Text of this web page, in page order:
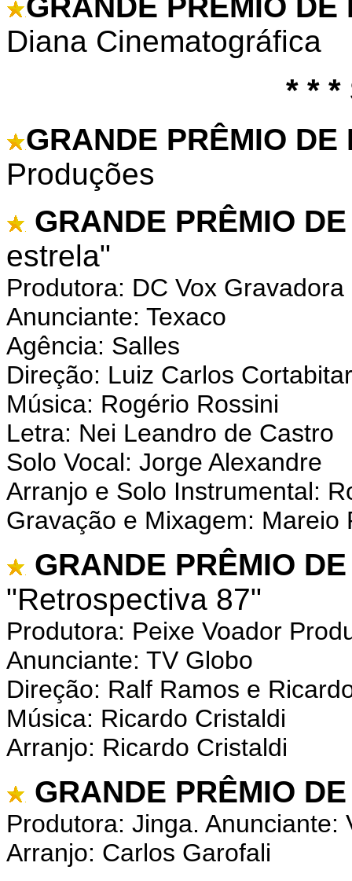
Diana Cinematográfica
* * *
GRANDE PRÊMIO
Produções
GRANDE PRÊMIO
estrela"
Produtora: DC Vox Gravadora
Anunciante: Texaco
Agência: Salles
Direção: Luiz Carlos
Música: Rogério Rossini
Letra: Nei Leandro de Castro
Solo Vocal: Jorge Alexandre
Arranjo e Solo Instrumental:
Gravação e Mixagem: Mareio
GRANDE PRÊMIO
"Retrospectiva 87"
Produtora: Peixe Voador
Anunciante: TV Globo
Direção: Ralf Ramos e
Música: Ricardo Cristaldi
Arranjo: Ricardo Cristaldi
GRANDE PRÊMIO
Produtora: Jinga. Anunciante:
Arranjo: Carlos Garofali